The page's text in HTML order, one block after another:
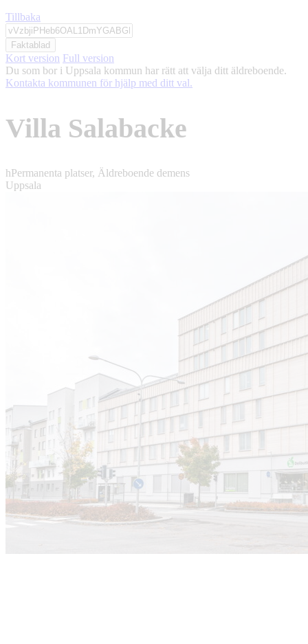
Tillbaka
Faktablad
Kort version Full version
Du som bor i Uppsala kommun har rätt att välja ditt äldreboende.
Kontakta kommunen för hjälp med ditt val.
Villa Salabacke
hPermanenta platser, Äldreboende demens
Uppsala